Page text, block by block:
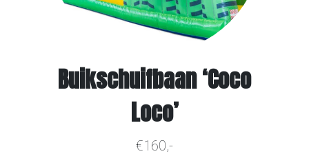
Buikschuifbaan ‘Coco
Loco’
€160,-